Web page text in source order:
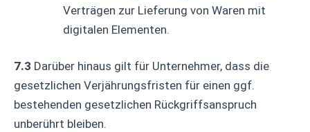
Verträgen zur Lieferung von Waren mit
digitalen Elementen.
7.3 Darüber hinaus gilt für Unternehmer, dass die
gesetzlichen Verjährungsfristen für einen ggf.
bestehenden gesetzlichen Rückgriffsanspruch
unberührt bleiben.